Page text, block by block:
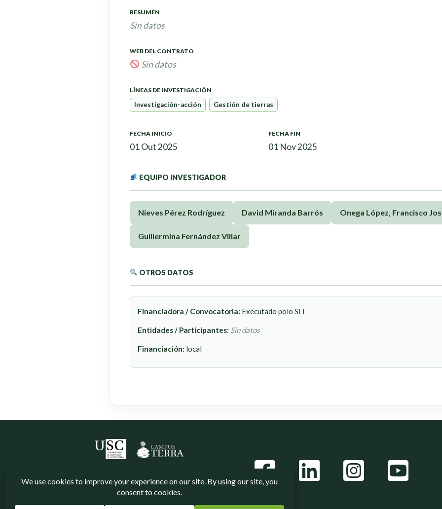
RESUMEN
Sin datos
WEB DEL CONTRATO
Sin datos
LÍNEAS DE INVESTIGACIÓN
Investigación-acción Gestión de tierras
FECHA INICIO
01 Out 2025
FECHA FIN
01 Nov 2025
EQUIPO INVESTIGADOR
Nieves Pérez Rodríguez David Miranda Barrós Onega López, Francisco
Guillermina Fernández Villar
OTROS DATOS
Financiadora / Convocatoria: Executado polo SIT
Entidades / Participantes: Sin datos
Financiación: local